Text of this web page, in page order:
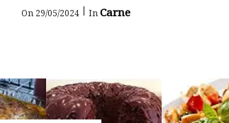
On 29/05/2024 | InCarne